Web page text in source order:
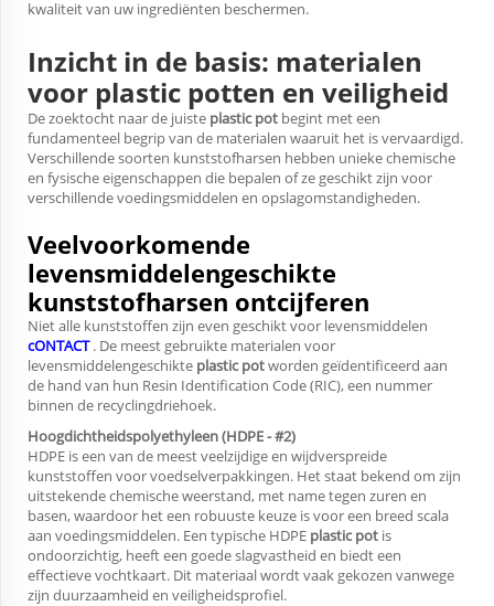
kwaliteit van uw ingrediënten beschermen.
Inzicht in de basis: materialen
voor plastic potten en veiligheid
De zoektocht naar de juiste plastic pot begint met een
fundamenteel begrip van de materialen waaruit het is vervaardigd.
Verschillende soorten kunststofharsen hebben unieke chemische
en fysische eigenschappen die bepalen of ze geschikt zijn voor
verschillende voedingsmiddelen en opslagomstandigheden.
Veelvoorkomende
levensmiddelengeschikte
kunststofharsen ontcijferen
Niet alle kunststoffen zijn even geschikt voor levensmiddelen
cONTACT. De meest gebruikte materialen voor
levensmiddelengeschikte plastic potworden geïdentificeerd aan
de hand van hun Resin Identification Code (RIC), een nummer
binnen de recyclingdriehoek.
Hoogdichtheidspolyethyleen (HDPE - #2)
HDPE is een van de meest veelzijdige en wijdverspreide
kunststoffen voor voedselverpakkingen. Het staat bekend om zijn
uitstekende chemische weerstand, met name tegen zuren en
basen, waardoor het een robuuste keuze is voor een breed scala
aan voedingsmiddelen. Een typische HDPE plastic pot is
ondoorzichtig, heeft een goede slagvastheid en biedt een
effectieve vochtkaart. Dit materiaal wordt vaak gekozen vanwege
zijn duurzaamheid en veiligheidsprofiel.